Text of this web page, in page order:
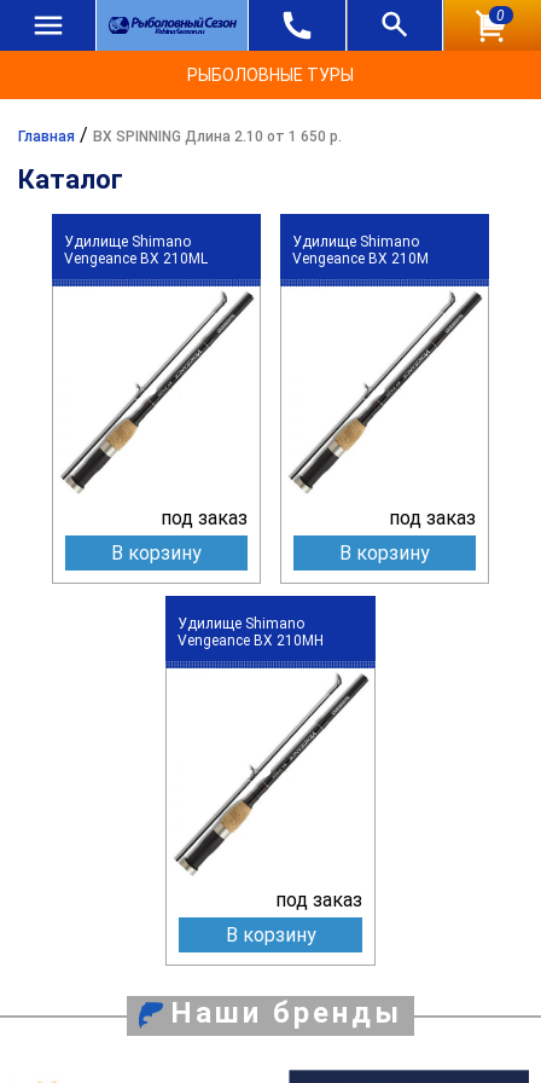
0
РЫБОЛОВНЫЕ ТУРЫ
Главная / BX SPINNING Длина 2.10 от 1 650 р.
Каталог
Удилище Shimano
Vengeance BX 210ML
под заказ
В корзину
Удилище Shimano
Vengeance BX 210M
под заказ
В корзину
Удилище Shimano
Vengeance BX 210MH
под заказ
В корзину
Наши бренды